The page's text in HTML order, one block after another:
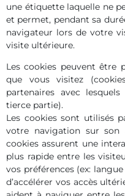
une étiquette laquelle ne
et permet, pendant sa
navigateur lors de votre
visite ultérieure.
Les cookies peuvent être
que vous visitez
partenaires avec
tierce partie).
Les cookies sont utilisés
votre navigation sur son
cookies assurent une
plus rapide entre les
vos préférences (ex:
d’accélérer vos accès